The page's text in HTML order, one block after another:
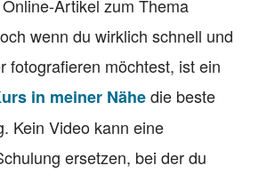
Artikel zum Thema
wenn du wirklich schnell und
fotografieren möchtest, ist ein
in meiner Nähedie beste
Kein Video kann eine
ersetzen, bei der du